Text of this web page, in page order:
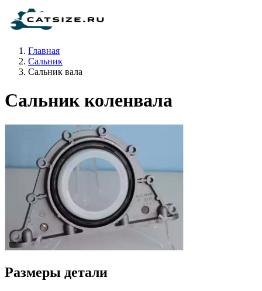
Главная
Сальник
Сальник вала
Сальник коленвала
Размеры детали